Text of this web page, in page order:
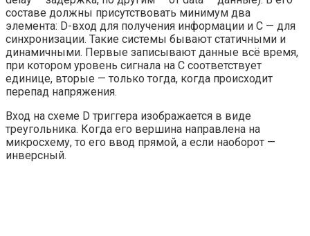
составе должны присутствовать минимум два
элемента: D-вход для получения информации и C — для
синхронизации. Такие системы бывают статичными и
динамичными. Первые записывают данные всё время,
при котором уровень сигнала на C соответствует
единице, вторые — только тогда, когда происходит
перепад напряжения.
Вход на схеме D триггера изображается в виде
треугольника. Когда его вершина направлена на
микросхему, то его ввод прямой, а если наоборот —
инверсный.